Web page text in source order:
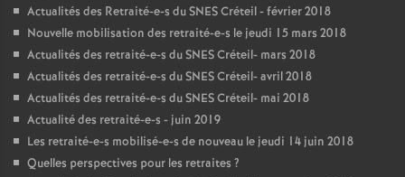
Actualités des Retraité-e-s duSNESCréteil - février 2018
Nouvelle mobilisation des retraité-e-s le jeudi 15 mars 2018
Actualités des retraité-e-s duSNESCréteil- mars 2018
Actualités des retraité-e-s duSNESCréteil- avril 2018
Actualités des retraité-e-s duSNESCréteil- mai 2018
Actualité des retraité-e-s - juin 2019
Les retraité-e-s mobilisé-e-s de nouveau le jeudi 14 juin 2018
Quelles perspectives pour les retraites ?